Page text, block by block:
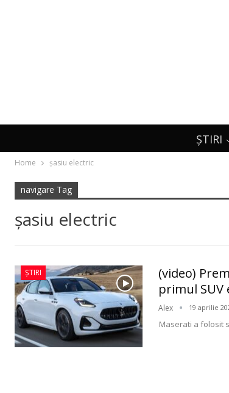
ȘTIRI
Home şasiu electric
navigare Tag
şasiu electric
ȘTIRI
(video)
primul SUV
Alex 19 aprilie
Maserati a folosit